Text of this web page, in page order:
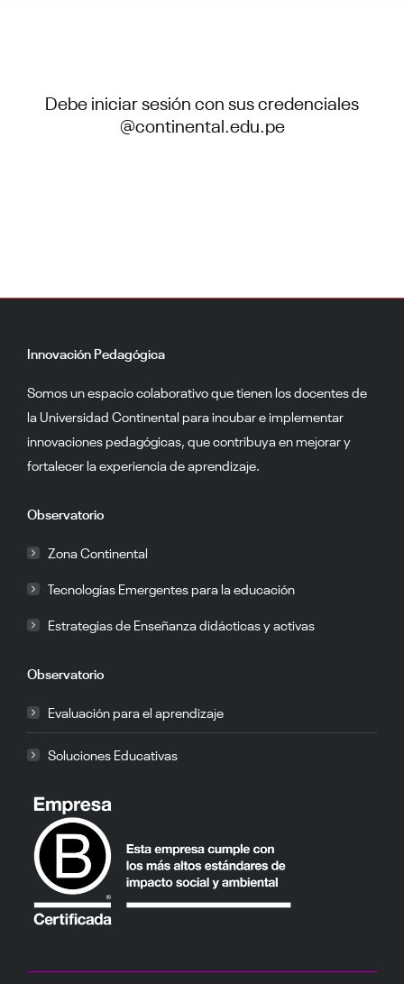
Debe iniciar sesión con sus credenciales
@continental.edu.pe
Innovación Pedagógica
Somos un espacio colaborativo que tienen los docentes de
la Universidad Continental para incubar e implementar
innovaciones pedagógicas, que contribuya en mejorar y
fortalecer la experiencia de aprendizaje.
Observatorio
Zona Continental
Tecnologías Emergentes para la educación
Estrategias de Enseñanza didácticas y activas
Observatorio
Evaluación para el aprendizaje
Soluciones Educativas